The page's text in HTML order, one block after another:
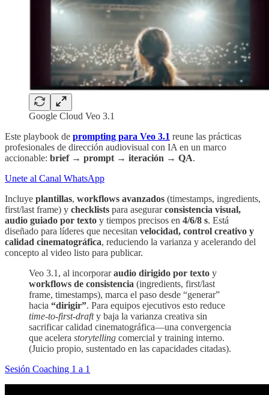
Google Cloud Veo 3.1
Este playbook de prompting para Veo 3.1 reune las prácticas
profesionales de dirección audiovisual con IA en un marco
accionable: brief → prompt → iteración → QA.
Unete al Canal WhatsApp
Incluye plantillas, workflows avanzados (timestamps, ingredients,
first/last frame) y checklists para asegurarconsistencia visual,
audio guiado por texto y tiempos precisos en 4/6/8 s. Está
diseñado para líderes que necesitan velocidad, control creativo y
calidad cinematográfica, reduciendo la varianza y acelerando del
concepto al video listo para publicar.
Veo 3.1, al incorporaraudio dirigido por texto y
workflows de consistencia (ingredients, first/last
frame, timestamps), marca el paso desde “generar”
hacia “dirigir”. Para equipos ejecutivos esto reduce
time-to-first-drafty baja la varianza creativa sin
sacrificar calidad cinematográfica—una convergencia
que acelera storytelling comercial y training interno.
(Juicio propio, sustentado en las capacidades citadas).
Sesión Coaching 1 a 1